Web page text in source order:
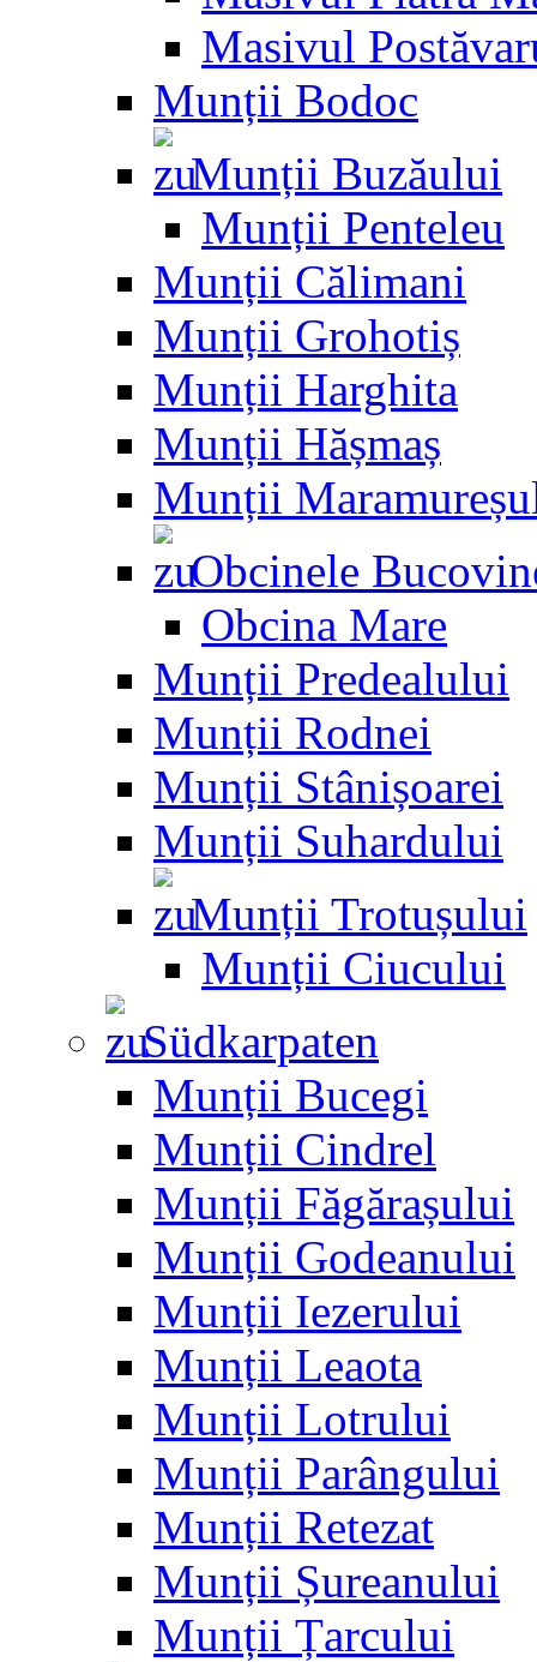
Masivul
Munții Bodoc
Munții Buzăului
Munții Penteleu
Munții Călimani
Munții Grohotiș
Munții Harghita
Munții Hășmaș
Munții
Obcinele
Obcina Mare
Munții Predealului
Munții Rodnei
Munții Stânișoarei
Munții Suhardului
Munții Trotușului
Munții Ciucului
Südkarpaten
Munții Bucegi
Munții Cindrel
Munții Făgărașului
Munții Godeanului
Munții Iezerului
Munții Leaota
Munții Lotrului
Munții Parângului
Munții Retezat
Munții Șureanului
Munții Țarcului